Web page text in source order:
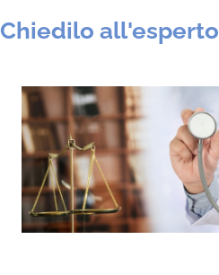
Chiedilo all'esperto